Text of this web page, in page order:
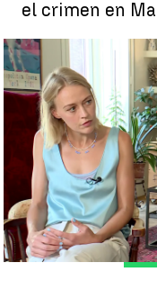
el crimen en
María Fernández,
fuertes, luchadoras,
Antena 3 Noticias
Publicado:17 de